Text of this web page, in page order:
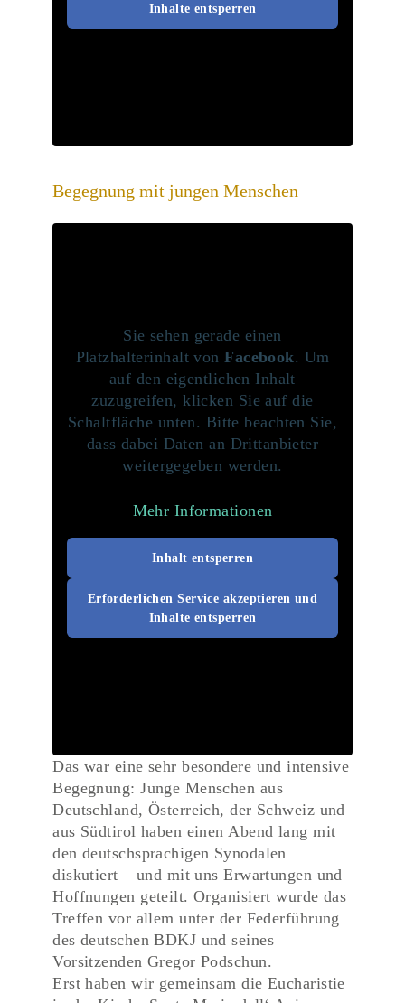
Inhalte entsperren
Begegnung mit jungen Menschen
Sie sehen gerade einen
Platzhalterinhalt vonFacebook. Um
auf den eigentlichen Inhalt
zuzugreifen, klicken Sie auf die
Schaltfläche unten. Bitte beachten Sie,
dass dabei Daten an Drittanbieter
weitergegeben werden.
Mehr Informationen
Inhalt entsperren
Erforderlichen Service akzeptieren und
Inhalte entsperren
Das war eine sehr besondere und intensive
Begegnung: Junge Menschen aus
Deutschland, Österreich, der Schweiz und
aus Südtirol haben einen Abend lang mit
den deutschsprachigen Synodalen
diskutiert – und mit uns Erwartungen und
Hoffnungen geteilt. Organisiert wurde das
Treffen vor allem unter der Federführung
des deutschen BDKJ und seines
Vorsitzenden Gregor Podschun.
Erst haben wir gemeinsam die Eucharistie